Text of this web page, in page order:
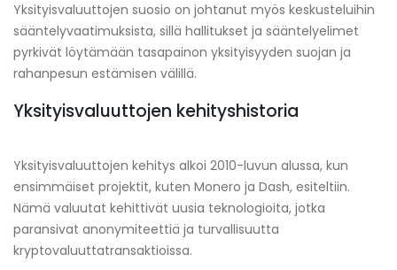
Yksityisvaluuttojen suosio on johtanut myös keskusteluihin
sääntelyvaatimuksista, sillä hallitukset ja sääntelyelimet
pyrkivät löytämään tasapainon yksityisyyden suojan ja
rahanpesun estämisen välillä.
Yksityisvaluuttojen kehityshistoria
Yksityisvaluuttojen kehitys alkoi 2010-luvun alussa, kun
ensimmäiset projektit, kuten Monero ja Dash, esiteltiin.
Nämä valuutat kehittivät uusia teknologioita, jotka
paransivat anonymiteettiä ja turvallisuutta
kryptovaluuttatransaktioissa.